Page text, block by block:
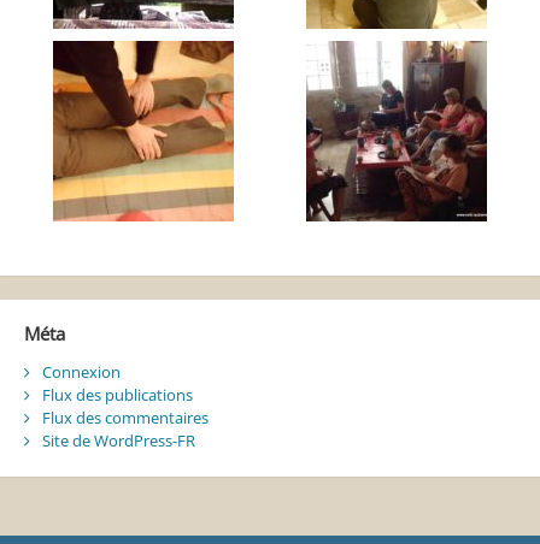
Méta
Connexion
Flux des publications
Flux des commentaires
Site de WordPress-FR